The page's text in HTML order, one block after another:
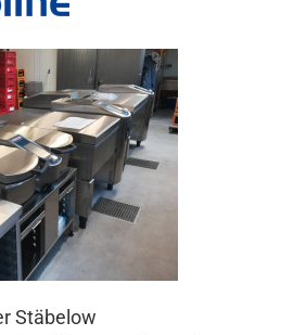
Stäbelow